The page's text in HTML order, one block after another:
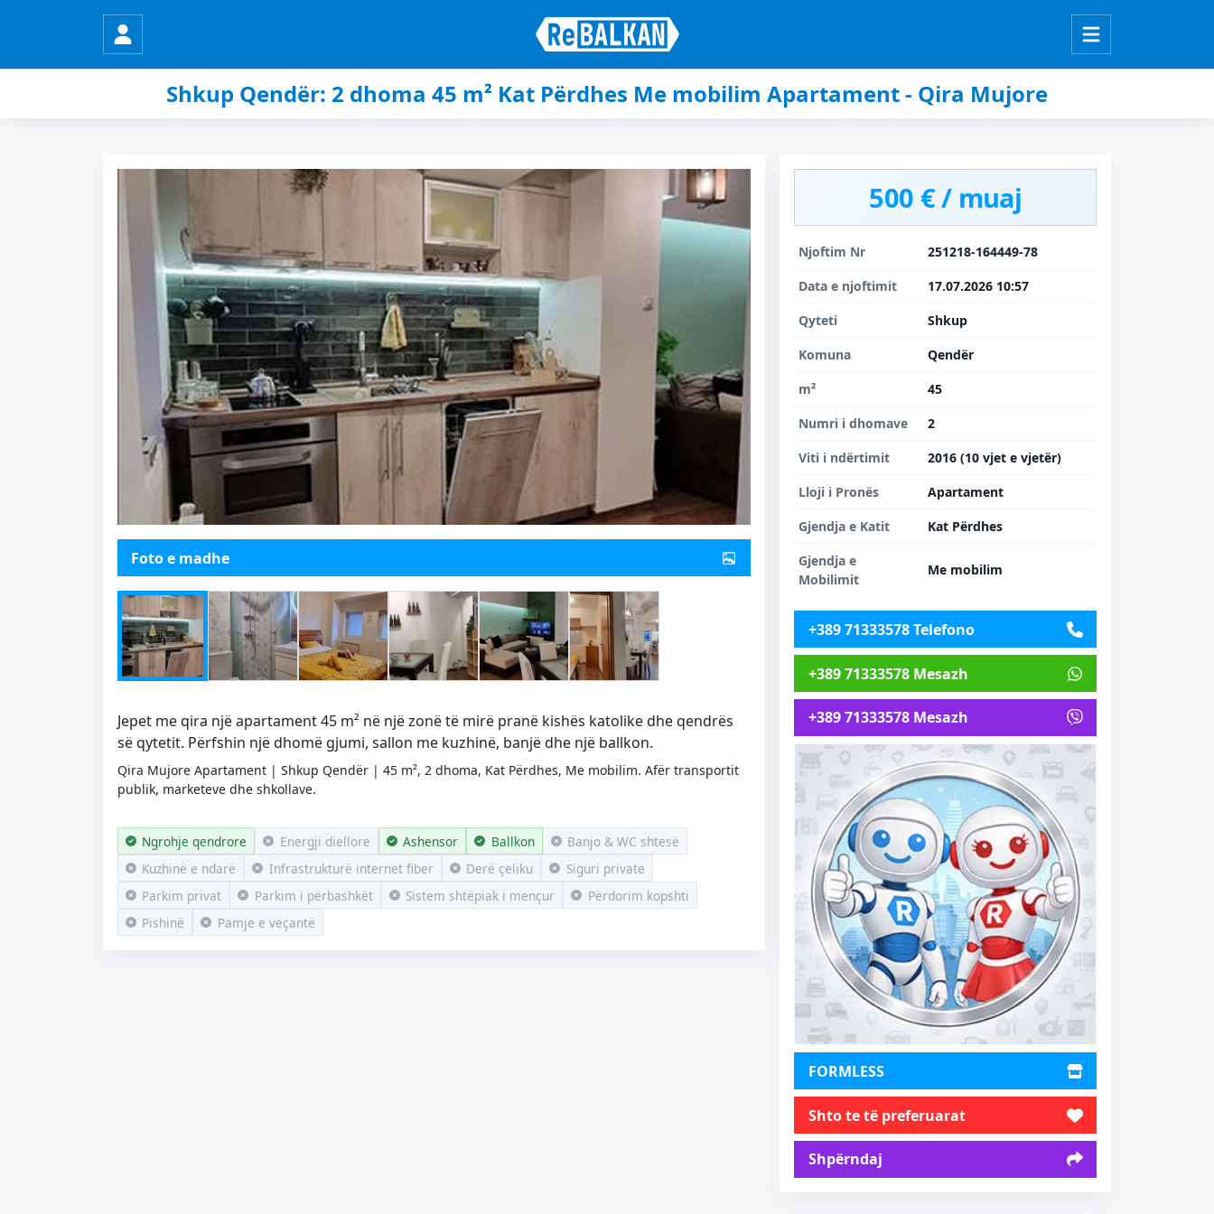
Shkup Qendër: 2 dhoma 45 m² Kat Përdhes Me mobilim Apartament - Qira Mujore
Foto e madhe
Jepet me qira një apartament 45 m² në një zonë të mirë pranë kishës katolike dhe qendrës
së qytetit. Përfshin një dhomë gjumi, sallon me kuzhinë, banjë dhe një ballkon.
Qira Mujore Apartament | Shkup Qendër | 45 m², 2 dhoma, Kat Përdhes, Me mobilim. Afër transportit
publik, marketeve dhe shkollave.
Ngrohje qendrore Energji diellore Ashensor Ballkon
Banjo & WC shtesë
Kuzhinë e ndarë
Infrastrukturë internet fiber Derë çeliku
Siguri private
Parkim privat
Parkim i përbashkët Sistem shtëpiak i mençur
Përdorim kopshti
Pishinë
Pamje e veçantë
+389 71333578 Telefono
+389 71333578 Mesazh
+389 71333578 Mesazh
FORMLESS
Shto te të preferuarat
Shpërndaj
500 € / muaj
Njoftim Nr
251218-164449-78
Data e njoftimit
17.07.2026 10:57
Qyteti
Shkup
Komuna
Qendër
m²
45
Numri i dhomave
2
Viti i ndërtimit
2016 (10 vjet e vjetër)
Lloji i Pronës
Apartament
Gjendja e Katit
Kat Përdhes
Gjendja e
Mobilimit
Me mobilim